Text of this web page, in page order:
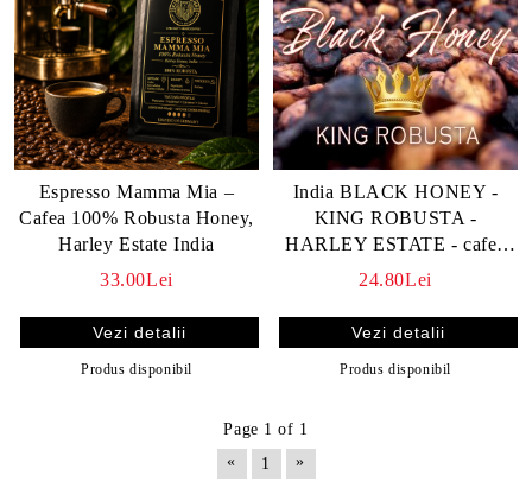
Espresso Mamma Mia –
Cafea 100% Robusta Honey,
Harley Estate India
33.00Lei
Vezi detalii
Produs disponibil
India BLACK HONEY -
KING ROBUSTA -
HARLEY ESTATE - cafea
de specialitate KINGSTONE
24.80Lei
Vezi detalii
Produs disponibil
Page 1 of 1
«
1 »